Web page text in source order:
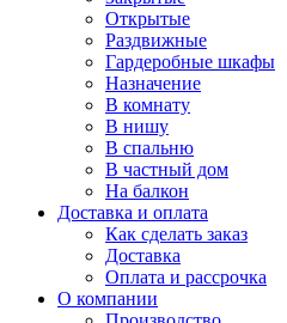
Открытые
Раздвижные
Гардеробные шкафы
Назначение
В комнату
В нишу
В спальню
В частный дом
На балкон
Доставка и оплата
Как сделать заказ
Доставка
Оплата и рассрочка
О компании